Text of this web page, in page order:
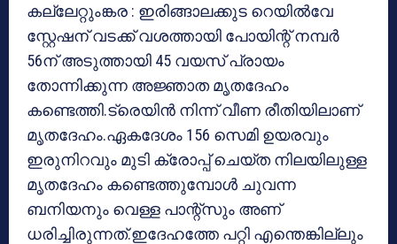
കല്ലേറ്റുംങ്കര : ഇരിങ്ങാലക്കുട റെയില്‍വേ
സ്റ്റേഷന് വടക്ക് വശത്തായി പോയിന്റ് നമ്പര്‍
56ന് അടുത്തായി 45 വയസ് പ്രായം
തോന്നിക്കുന്ന അജ്ഞാത മൃതദേഹം
കണ്ടെത്തി.ട്രെയിന്‍ നിന്ന് വീണ രീതിയിലാണ്
മൃതദേഹം.ഏകദേശം 156 സെമി ഉയരവും
ഇരുനിറവും മുടി ക്രോപ്പ് ചെയ്ത നിലയിലുള്ള
മൃതദേഹം കണ്ടെത്തുമ്പോള്‍ ചുവന്ന
ബനിയനും വെള്ള പാന്റ്‌സും അണ്
ധരിച്ചിരുന്നത്.ഇദേഹത്തേ പറ്റി എന്തെങ്കില്ലും